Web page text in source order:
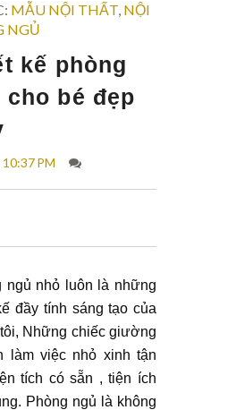
MẪU NỘI THẤT, NỘI
NGỦ
kế phòng
cho bé đẹp
10:37 PM
ngủ nhỏ luôn là những
đầy tính sáng tạo của
Những chiếc giường
làm việc nhỏ xinh tận
tích có sẵn , tiện ích
Phòng ngủ là không